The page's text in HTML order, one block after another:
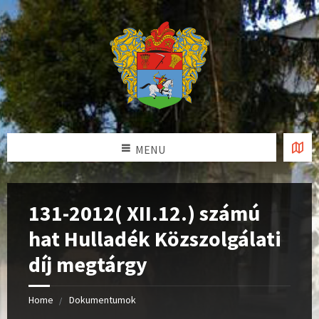
MENU
131-2012( XII.12.) számú
hat Hulladék Közszolgálati
díj megtárgy
Home Dokumentumok